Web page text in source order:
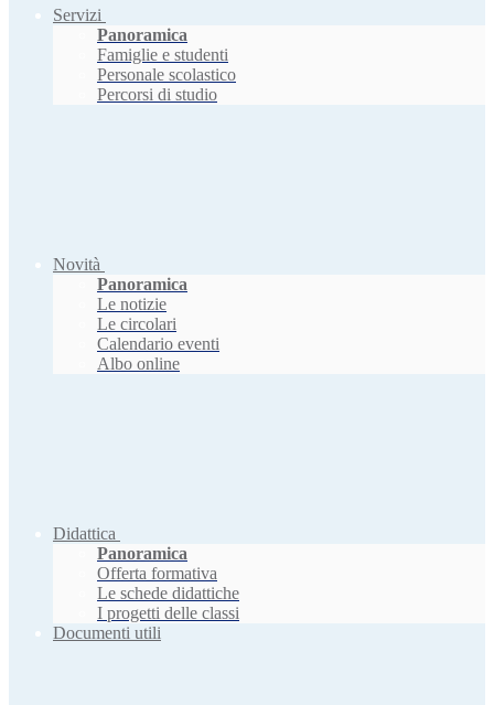
Servizi
Panoramica
Famiglie e studenti
Personale scolastico
Percorsi di studio
Novità
Panoramica
Le notizie
Le circolari
Calendario eventi
Albo online
Didattica
Panoramica
Offerta formativa
Le schede didattiche
I progetti delle classi
Documenti utili